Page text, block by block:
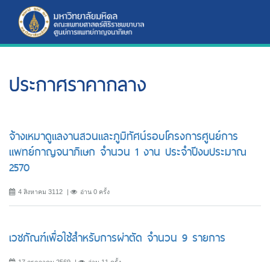
ประกาศราคากลาง
จ้างเหมาดูแลงานสวนและภูมิทัศน์รอบโครงการศูนย์การ
แพทย์กาญจนาภิเษก จำนวน 1 งาน ประจำปีงบประมาณ
2570
4 สิงหาคม 3112 อ่าน 0 ครั้ง
เวชภัณฑ์เพื่อใช้สำหรับการผ่าตัด จำนวน 9 รายการ